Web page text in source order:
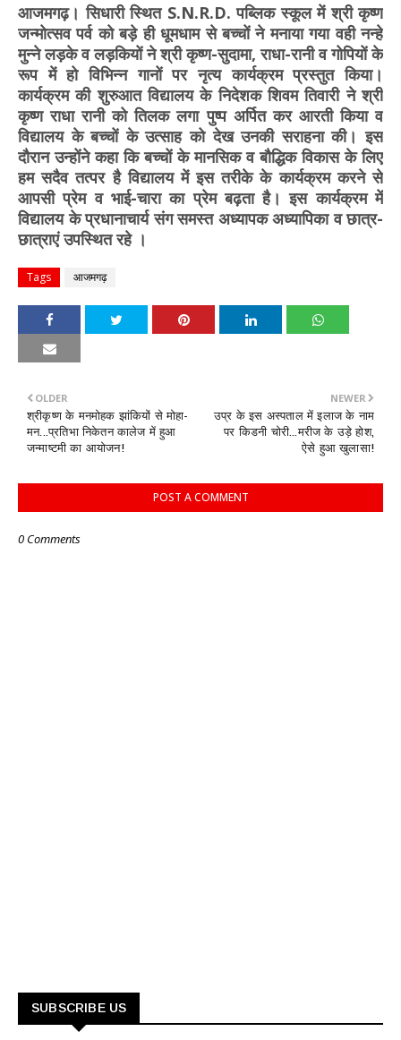
आजमगढ़। सिधारी स्थित S.N.R.D. पब्लिक स्कूल में श्री कृष्ण
जन्मोत्सव पर्व को बड़े ही धूमधाम से बच्चों ने मनाया गया वही नन्हे
मुन्ने लड़के व लड़कियों ने श्री कृष्ण-सुदामा, राधा-रानी व गोपियों के
रूप में हो विभिन्न गानों पर नृत्य कार्यक्रम प्रस्तुत किया।
कार्यक्रम की शुरुआत विद्यालय के निदेशक शिवम तिवारी ने श्री
कृष्ण राधा रानी को तिलक लगा पुष्प अर्पित कर आरती किया व
विद्यालय के बच्चों के उत्साह को देख उनकी सराहना की। इस
दौरान उन्होंने कहा कि बच्चों के मानसिक व बौद्धिक विकास के लिए
हम सदैव तत्पर है विद्यालय में इस तरीके के कार्यक्रम करने से
आपसी प्रेम व भाई-चारा का प्रेम बढ़ता है। इस कार्यक्रम में
विद्यालय के प्रधानाचार्य संग समस्त अध्यापक अध्यापिका व छात्र-
छात्राएं उपस्थित रहे ।
Tags आजमगढ़
NEWER
उप्र के इस अस्पताल में इलाज के नाम
पर किडनी चोरी...मरीज के उड़े होश,
ऐसे हुआ खुलासा!
OLDER
श्रीकृष्ण के मनमोहक झांकियों से मोहा-
मन...प्रतिभा निकेतन कालेज में हुआ
जन्माष्टमी का आयोजन!
POST A COMMENT
0 Comments
SUBSCRIBE US